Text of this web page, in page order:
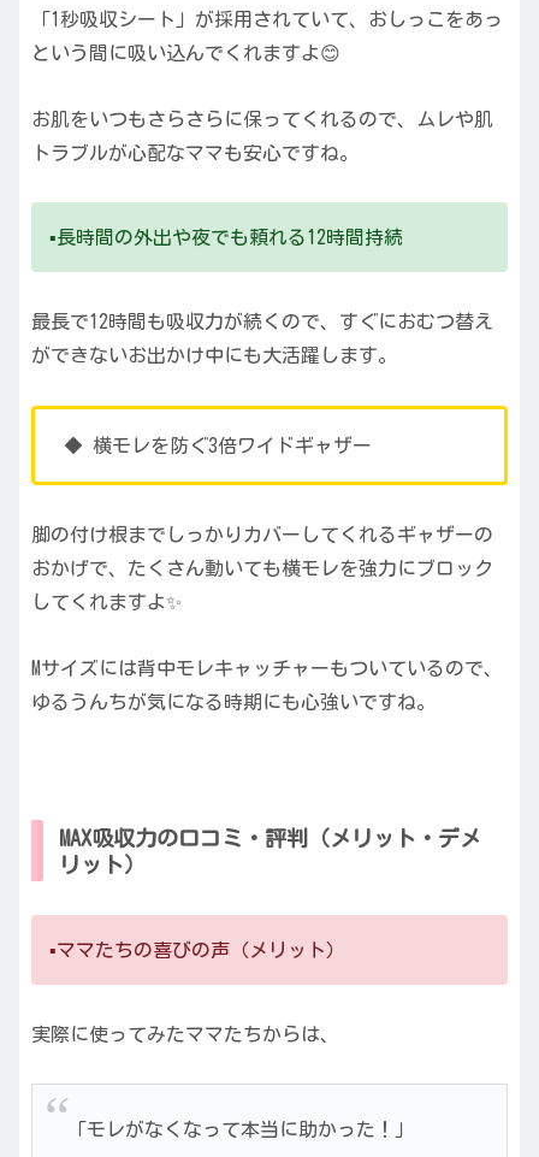
「1秒吸収シート」が採用されていて、おしっこをあっ
という間に吸い込んでくれますよ😊
お肌をいつもさらさらに保ってくれるので、ムレや肌
トラブルが心配なママも安心ですね。
▪️長時間の外出や夜でも頼れる12時間持続
最長で12時間も吸収力が続くので、すぐにおむつ替え
ができないお出かけ中にも大活躍します。
◆ 横モレを防ぐ3倍ワイドギャザー
脚の付け根までしっかりカバーしてくれるギャザーの
おかげで、たくさん動いても横モレを強力にブロック
してくれますよ✨
Mサイズには背中モレキャッチャーもついているので、
ゆるうんちが気になる時期にも心強いですね。
MAX吸収力の口コミ・評判（メリット・デメ
リット）
▪️ママたちの喜びの声（メリット）
実際に使ってみたママたちからは、
「モレがなくなって本当に助かった！」